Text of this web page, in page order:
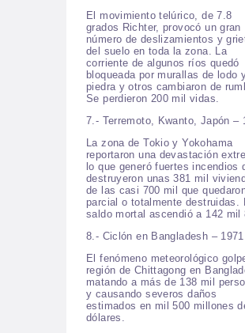
El movimiento telúrico, de 7.8
grados Richter, provocó un gran
número de deslizamientos y
del suelo en toda la zona. La
corriente de algunos ríos quedó
bloqueada por murallas de lodo
piedra y otros cambiaron de
Se perdieron 200 mil vidas.
7.- Terremoto, Kwanto, Japón –
La zona de Tokio y Yokohama
reportaron una devastación
lo que generó fuertes incendios
destruyeron unas 381 mil
de las casi 700 mil que
parcial o totalmente destruidas.
saldo mortal ascendió a 142 mil
8.- Ciclón en Bangladesh – 1971
El fenómeno meteorológico
región de Chittagong en
matando a más de 138 mil
y causando severos daños
estimados en mil 500 millones
dólares.